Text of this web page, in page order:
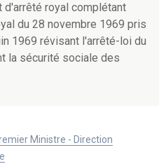
d'arrêté royal complétant
du 28 novembre 1969 pris
1969 révisant l'arrêté-loi du
la sécurité sociale des
Ministre - Direction